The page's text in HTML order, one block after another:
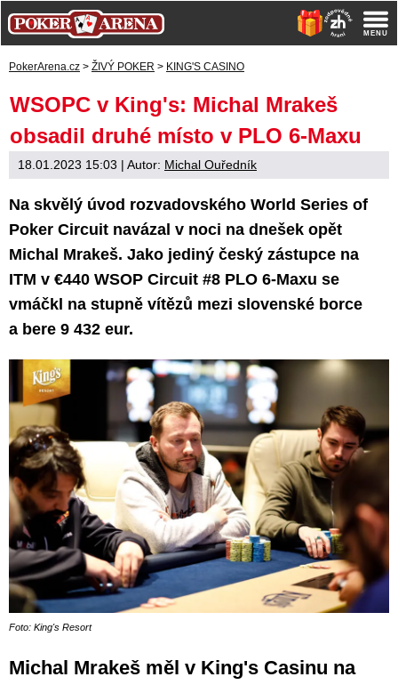
PokerArena.cz > ŽIVÝ POKER > KING'S CASINO
WSOPC v King's: Michal Mrakeš
obsadil druhé místo v PLO 6-Maxu
18.01.2023 15:03 | Autor: Michal Ouředník
Na skvělý úvod rozvadovského World Series of
Poker Circuit navázal v noci na dnešek opět
Michal Mrakeš. Jako jediný český zástupce na
ITM v €440 WSOP Circuit #8 PLO 6-Maxu se
vmáčkl na stupně vítězů mezi slovenské borce
a bere 9 432 eur.
Foto: King's Resort
Michal Mrakeš měl v King's Casinu na